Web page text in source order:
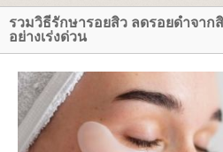
รวมวิธีรักษารอยสิว ลดรอยดำจาก
อย่างเร่งด่วน